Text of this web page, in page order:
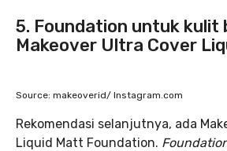
5. Foundation untuk kulit
Makeover Ultra Cover
Source: makeoverid/ Instagram.com
Rekomendasi selanjutnya, ada
Liquid Matt Foundation.